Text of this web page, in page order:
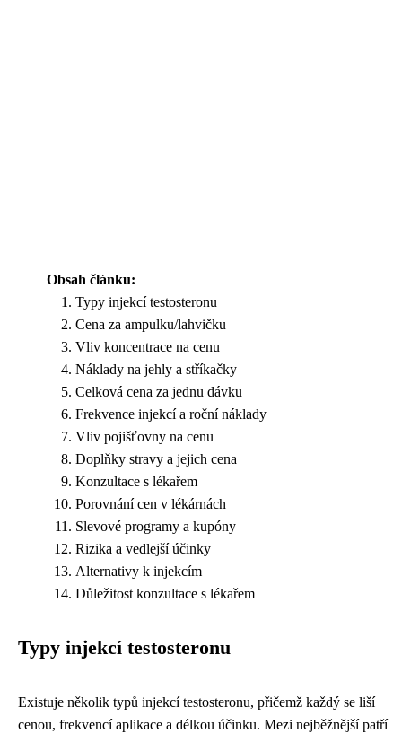
Obsah článku:
Typy injekcí testosteronu
Cena za ampulku/lahvičku
Vliv koncentrace na cenu
Náklady na jehly a stříkačky
Celková cena za jednu dávku
Frekvence injekcí a roční náklady
Vliv pojišťovny na cenu
Doplňky stravy a jejich cena
Konzultace s lékařem
Porovnání cen v lékárnách
Slevové programy a kupóny
Rizika a vedlejší účinky
Alternativy k injekcím
Důležitost konzultace s lékařem
Typy injekcí testosteronu
Existuje několik typů injekcí testosteronu, přičemž každý se liší
cenou, frekvencí aplikace a délkou účinku. Mezi nejběžnější patří